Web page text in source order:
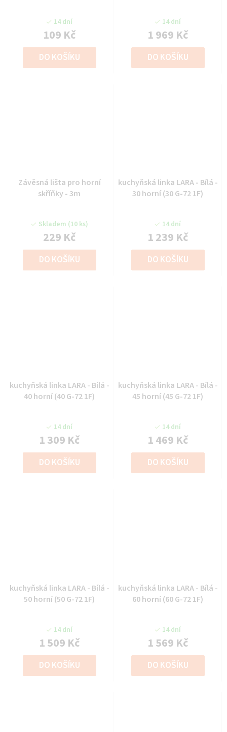
14 dní
109 Kč
DO KOŠÍKU
14 dní
1 969 Kč
DO KOŠÍKU
Závěsná lišta pro horní
skříňky - 3m
Skladem (10 ks)
229 Kč
DO KOŠÍKU
kuchyňská linka LARA - Bílá -
30 horní (30 G-72 1F)
14 dní
1 239 Kč
DO KOŠÍKU
kuchyňská linka LARA - Bílá -
40 horní (40 G-72 1F)
14 dní
1 309 Kč
DO KOŠÍKU
kuchyňská linka LARA - Bílá -
45 horní (45 G-72 1F)
14 dní
1 469 Kč
DO KOŠÍKU
kuchyňská linka LARA - Bílá -
50 horní (50 G-72 1F)
14 dní
1 509 Kč
DO KOŠÍKU
kuchyňská linka LARA - Bílá -
60 horní (60 G-72 1F)
14 dní
1 569 Kč
DO KOŠÍKU